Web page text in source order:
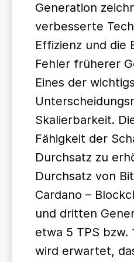
Generation
verbesserte
Effizienz und die
Fehler früherer
Eines der
Skalierbarkeit.
Fähigkeit der
Durchsatz zu
Durchsatz von
Cardano –
und dritten
etwa 5 TPS bzw.
wird erwartet,